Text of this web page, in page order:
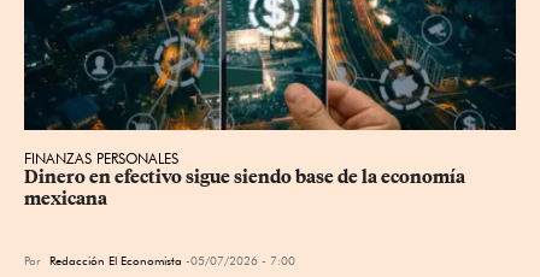
FINANZAS PERSONALES
Dinero en efectivo sigue siendo base de la economía
mexicana
Por Redacción El Economista 05/07/2026 - 7:00